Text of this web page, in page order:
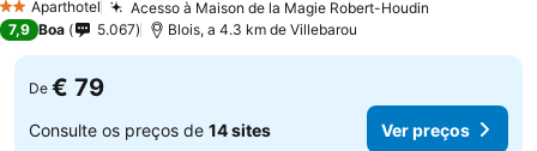
2 EstrelasAparthotel Acesso à Maison de la Magie Robert-Houdin
7,9 Boa 5.067 Blois, a 4.3 km de Villebarou
De € 79
Consulte os preços de 14 sites Ver preços